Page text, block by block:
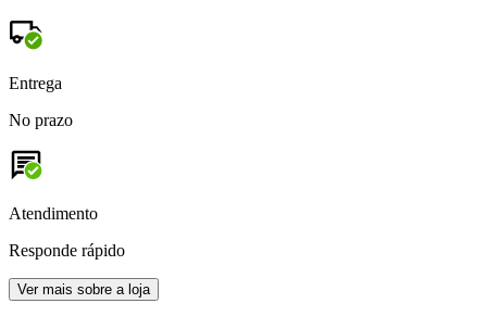
Entrega
No prazo
Atendimento
Responde rápido
Ver mais sobre a loja